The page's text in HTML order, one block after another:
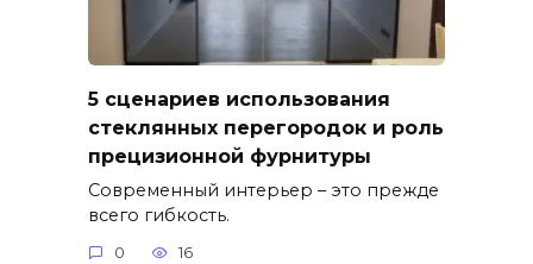
5 сценариев использования
стеклянных перегородок и роль
прецизионной фурнитуры
Современный интерьер – это прежде
всего гибкость.
0 16